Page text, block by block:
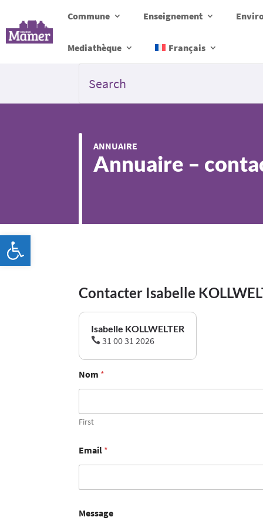
Commune Enseignement
Mediathèque Français
ANNUAIRE
Annuaire –
Contacter Isabelle
Isabelle KOLLWELTER
 31 00 31 2026
Nom *
First
Email *
Message
Ouvrir la barre d’outils